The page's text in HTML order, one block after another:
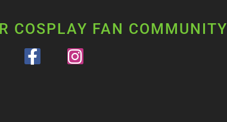
COSPLAY FAN COMMUNITY